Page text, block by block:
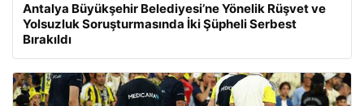
Antalya Büyükşehir Belediyesi’ne Yönelik Rüşvet ve
Yolsuzluk Soruşturmasında İki Şüpheli Serbest
Bırakıldı